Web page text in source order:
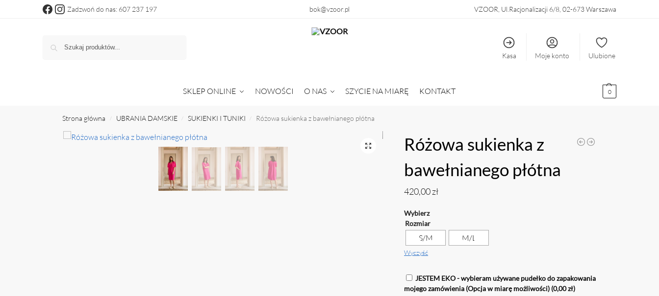
Zadzwoń do nas: 607 237 197 bok@vzoor.pl VZOOR, Ul.Racjonalizacji 6/8, 02-673 Warszawa
Kasa Moje konto Ulubione
SKLEP ONLINE NOWOŚCI O NAS SZYCIE NA MIARĘ KONTAKT 0
Strona główna / UBRANIA DAMSKIE / SUKIENKI I TUNIKI / Różowa sukienka z bawełnianego płótna
Różowa sukienka z
bawełnianego płótna
420,00zł
Rozmiar
S/M M/L
Wyczyść
JESTEM EKO - wybieram używane pudełko do zapakowania
mojego zamówienia (Opcja w miarę możliwości) (0,00 zł)